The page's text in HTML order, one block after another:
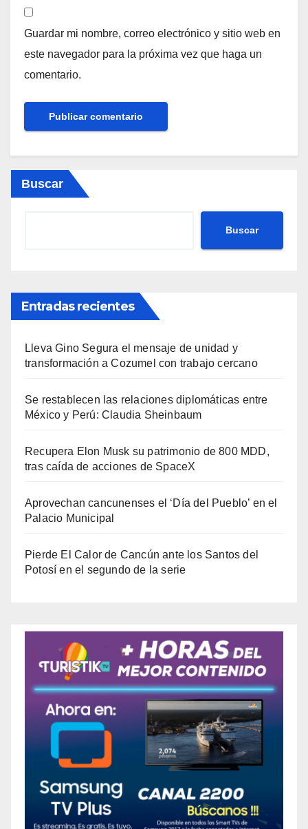
Guardar mi nombre, correo electrónico y sitio web en
este navegador para la próxima vez que haga un
comentario.
Buscar
Buscar
Entradas recientes
Lleva Gino Segura el mensaje de unidad y
transformación a Cozumel con trabajo cercano
Se restablecen las relaciones diplomáticas entre
México y Perú: Claudia Sheinbaum
Recupera Elon Musk su patrimonio de 800 MDD,
tras caída de acciones de SpaceX
Aprovechan cancunenses el ‘Día del Pueblo’ en el
Palacio Municipal
Pierde El Calor de Cancún ante los Santos del
Potosí en el segundo de la serie